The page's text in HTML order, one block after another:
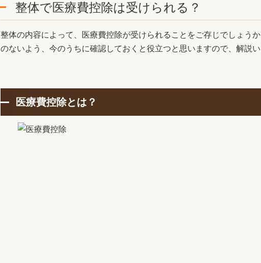
整体で医療費控除は受けられる？
整体の内容によって、医療費控除が受けられることをご存じでしょう
のないよう、今のうちに確認しておくと役立つと思いますので、解説い
医療費控除とは？